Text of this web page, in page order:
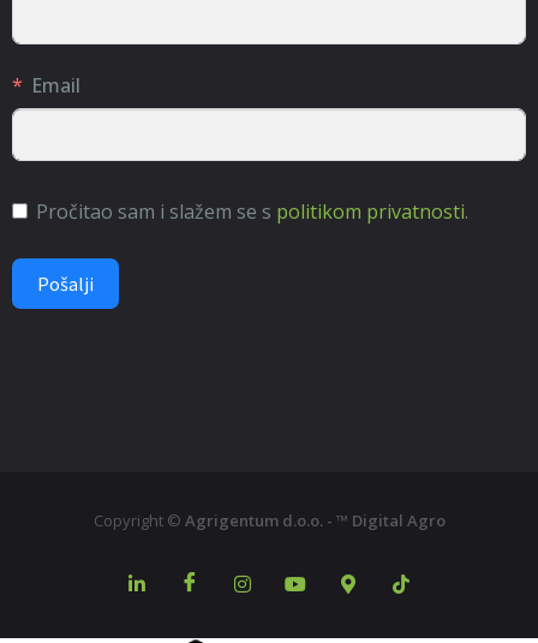
Email
Pročitao sam i slažem se s politikom privatnosti.
Pošalji
Copyright © Agrigentum d.o.o. - ™ Digital Agro